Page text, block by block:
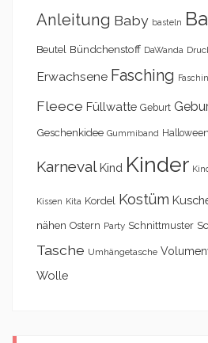
Anleitung Baby basteln
Beutel Bündchenstoff DaWanda
Erwachsene Fasching
Fleece Füllwatte Geburt
Geschenkidee Gummiband Halloween
Karneval Kind Kinder
Kissen Kita Kordel Kostüm
nähen Ostern Party Schnittmuster
Tasche Umhängetasche
Wolle